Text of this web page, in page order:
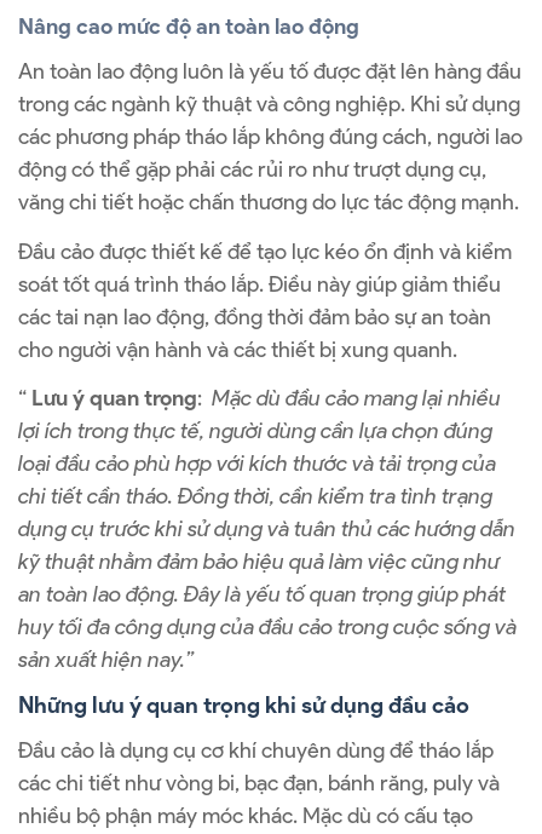
Nâng cao mức độ an toàn lao động
An toàn lao động luôn là yếu tố được đặt lên hàng đầu
trong các ngành kỹ thuật và công nghiệp. Khi sử dụng
các phương pháp tháo lắp không đúng cách, người lao
động có thể gặp phải các rủi ro như trượt dụng cụ,
văng chi tiết hoặc chấn thương do lực tác động mạnh.
Đầu cảo được thiết kế để tạo lực kéo ổn định và kiểm
soát tốt quá trình tháo lắp. Điều này giúp giảm thiểu
các tai nạn lao động, đồng thời đảm bảo sự an toàn
cho người vận hành và các thiết bị xung quanh.
“ Lưu ý quan trọng: Mặc dù đầu cảo mang lại nhiều
lợi ích trong thực tế, người dùng cần lựa chọn đúng
loại đầu cảo phù hợp với kích thước và tải trọng của
chi tiết cần tháo. Đồng thời, cần kiểm tra tình trạng
dụng cụ trước khi sử dụng và tuân thủ các hướng dẫn
kỹ thuật nhằm đảm bảo hiệu quả làm việc cũng như
an toàn lao động. Đây là yếu tố quan trọng giúp phát
huy tối đa công dụng của đầu cảo trong cuộc sống và
sản xuất hiện nay.”
Những lưu ý quan trọng khi sử dụng đầu cảo
Đầu cảo là dụng cụ cơ khí chuyên dùng để tháo lắp
các chi tiết như vòng bi, bạc đạn, bánh răng, puly và
nhiều bộ phận máy móc khác. Mặc dù có cấu tạo